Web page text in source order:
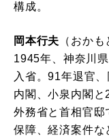
構成。
岡本行夫 （おか
1945年、神奈川
入省。91年退官
内閣、小泉内閣と
外務省と首相官邸
保障、経済案件な